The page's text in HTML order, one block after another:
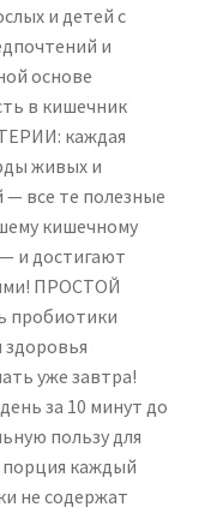
и детей с
и
основе
в кишечник
каждая
живых и
все те полезные
кишечному
и достигают
ПРОСТОЙ
уже завтра!
за 10 минут до
пользу для
порция каждый
не содержат